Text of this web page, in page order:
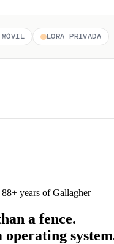
LORA PRIVADA
years of Gallagher
a fence.
operating